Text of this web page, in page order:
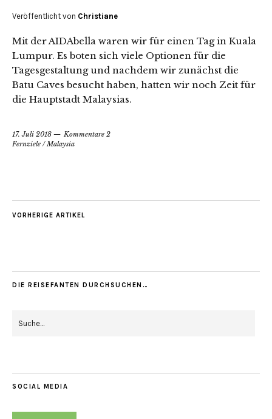
Veröffentlicht von Christiane
Mit der AIDAbella waren wir für einen Tag in Kuala
Lumpur. Es boten sich viele Optionen für die
Tagesgestaltung und nachdem wir zunächst die
Batu Caves besucht haben, hatten wir noch Zeit für
die Hauptstadt Malaysias.
17. Juli 2018
Kommentare 2
Fernziele /Malaysia
VORHERIGE ARTIKEL
DIE REISEFANTEN DURCHSUCHEN…
SOCIAL MEDIA